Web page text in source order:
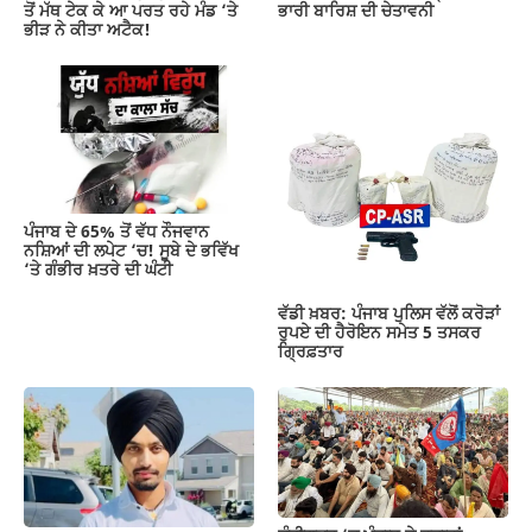
ਤੋਂ ਮੱਥ ਟੇਕ ਕੇ ਆ ਪਰਤ ਰਹੇ ਮੰਡ ‘ਤੇ
ਭੀੜ ਨੇ ਕੀਤਾ ਅਟੈਕ!
ਭਾਰੀ ਬਾਰਿਸ਼ ਦੀ ਚੇਤਾਵਨੀ
ਪੰਜਾਬ ਦੇ 65% ਤੋਂ ਵੱਧ ਨੌਜਵਾਨ
ਨਸ਼ਿਆਂ ਦੀ ਲਪੇਟ ‘ਚ! ਸੂਬੇ ਦੇ ਭਵਿੱਖ
‘ਤੇ ਗੰਭੀਰ ਖ਼ਤਰੇ ਦੀ ਘੰਟੀ
ਵੱਡੀ ਖ਼ਬਰ: ਪੰਜਾਬ ਪੁਲਿਸ ਵੱਲੋਂ ਕਰੋੜਾਂ
ਰੁਪਏ ਦੀ ਹੈਰੋਇਨ ਸਮੇਤ 5 ਤਸਕਰ
ਗ੍ਰਿਫ਼ਤਾਰ